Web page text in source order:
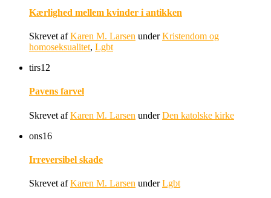
Kærlighed mellem kvinder i antikken
Skrevet afKaren M. Larsen underKristendom og
homoseksualitet, Lgbt
tirs12
Pavens farvel
Skrevet afKaren M. Larsen underDen katolske kirke
ons16
Irreversibel skade
Skrevet afKaren M. Larsen underLgbt